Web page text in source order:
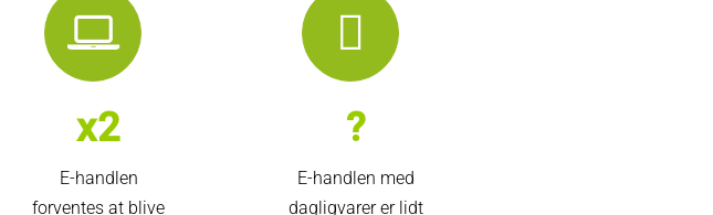
x2
E-handlen
forventes at blive
?
E-handlen med
dagligvarer er lidt